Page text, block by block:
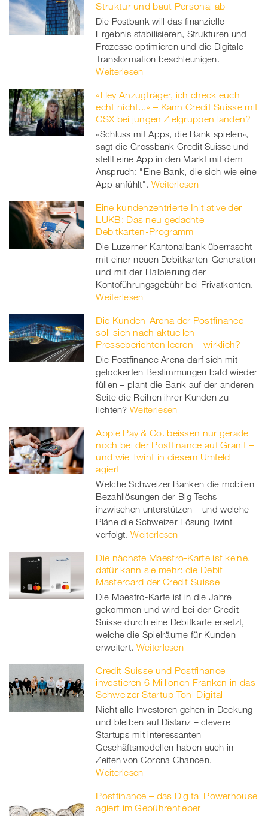
Struktur und baut Personal ab
Die Postbank will das finanzielle
Ergebnis stabilisieren, Strukturen und
Prozesse optimieren und die Digitale
Transformation beschleunigen.
Weiterlesen
«Hey Anzugträger, ich check euch
echt nicht...» – Kann Credit Suisse mit
CSX bei jungen Zielgruppen landen?
«Schluss mit Apps, die Bank spielen»,
sagt die Grossbank Credit Suisse und
stellt eine App in den Markt mit dem
Anspruch: "Eine Bank, die sich wie eine
App anfühlt". Weiterlesen
Eine kundenzentrierte Initiative der
LUKB: Das neu gedachte
Debitkarten-Programm
Die Luzerner Kantonalbank überrascht
mit einer neuen Debitkarten-Generation
und mit der Halbierung der
Kontoführungsgebühr bei Privatkonten.
Weiterlesen
Die Kunden-Arena der Postfinance
soll sich nach aktuellen
Presseberichten leeren – wirklich?
Die Postfinance Arena darf sich mit
gelockerten Bestimmungen bald wieder
füllen – plant die Bank auf der anderen
Seite die Reihen ihrer Kunden zu
lichten? Weiterlesen
Apple Pay & Co. beissen nur gerade
noch bei der Postfinance auf Granit –
und wie Twint in diesem Umfeld
agiert
Welche Schweizer Banken die mobilen
Bezahllösungen der Big Techs
inzwischen unterstützen – und welche
Pläne die Schweizer Lösung Twint
verfolgt. Weiterlesen
Die nächste Maestro-Karte ist keine,
dafür kann sie mehr: die Debit
Mastercard der Credit Suisse
Die Maestro-Karte ist in die Jahre
gekommen und wird bei der Credit
Suisse durch eine Debitkarte ersetzt,
welche die Spielräume für Kunden
erweitert. Weiterlesen
Credit Suisse und Postfinance
investieren 6 Millionen Franken in das
Schweizer Startup Toni Digital
Nicht alle Investoren gehen in Deckung
und bleiben auf Distanz – clevere
Startups mit interessanten
Geschäftsmodellen haben auch in
Zeiten von Corona Chancen.
Weiterlesen
Postfinance – das Digital Powerhouse
agiert im Gebührenfieber